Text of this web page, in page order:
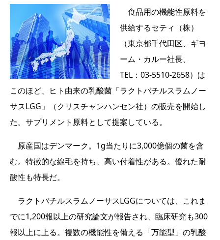
食品用の機能性原料を
供給するセティ（株）
（東京都千代田区、ギヨ
ーム・カルー社長、
TEL：03-5510-2658）は
このほど、ヒト由来の乳酸菌「ラクトバチルスラムノー
サスLGG」（クリスチャンハンセン社）の販売を開始し
た。サプリメント原料として提案している。
原産国はデンマーク。1g当たりに3,000億個の菌を含
む。特徴的な線毛を持ち、高い付着性がある。優れた耐
酸性も特長だ。
ラクトバチルスラムノーサスLGGについては、これま
でに1,200報以上の研究論文が報告され、臨床研究も300
報以上に上る。複数の機能性を備える「万能型」の乳酸